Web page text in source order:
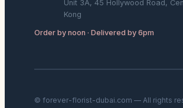
Unit 3A, 45 Hollywood Road,
Kong
Order by noon · Delivered by 6pm
© forever-florist-dubai.com — All rights